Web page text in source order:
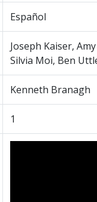
Español
Joseph Kaiser,
Silvia Moi, Ben
Kenneth Branagh
1